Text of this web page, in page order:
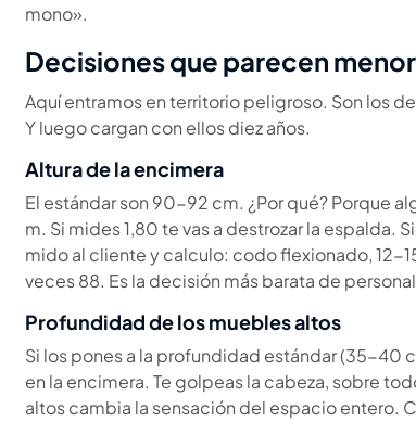
mono».
Decisiones que parecen
Aquí entramos en territorio peligroso. Son los
Y luego cargan con ellos diez años.
Altura de la encimera
El estándar son 90-92 cm. ¿Por qué? Porque
m. Si mides 1,80 te vas a destrozar la espalda.
mido al cliente y calculo: codo flexionado, 12-
veces 88. Es la decisión más barata de
Profundidad de los muebles altos
Si los pones a la profundidad estándar (35-40
en la encimera. Te golpeas la cabeza, sobre
altos cambia la sensación del espacio entero.